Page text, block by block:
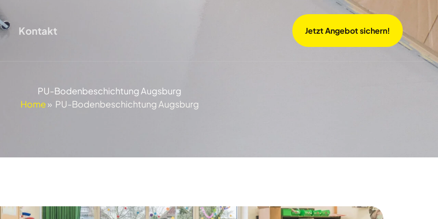
Kontakt Jetzt Angebot sichern!
PU-Bodenbeschichtung Augsburg
Home » PU-Bodenbeschichtung Augsburg